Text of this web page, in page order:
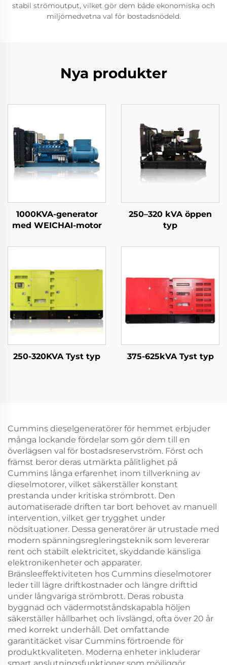
stabil strömoutput, vilket gör dem både ekonomiska och
miljömedvetna val för bostadsnödeld.
Nya produkter
1000KVA-generator
med WEICHAI-motor
250–320 kVA öppen
typ
250-320KVA Tyst typ 375-625kVA Tyst typ
Cummins dieselgeneratörer för hemmet erbjuder
många lockande fördelar som gör dem till en
överlägsen val för bostadsreservström. Först och
främst beror deras utmärkta pålitlighet på
Cummins långa erfarenhet inom tillverkning av
dieselmotorer, vilket säkerställer konstant
prestanda under kritiska strömbrott. Den
automatiserade driften tar bort behovet av manuell
intervention, vilket ger trygghet under
nödsituationer. Dessa generatörer är utrustade med
modern spänningsregleringsteknik som levererar
rent och stabilt elektricitet, skyddande känsliga
elektronikenheter och apparater.
Bränsleeffektiviteten hos Cummins dieselmotorer
leder till lägre driftkostnader och längre drifttid
under långvariga strömbrott. Deras robusta
byggnad och vädermotståndskapabla höljen
säkerställer hållbarhet och livslängd, ofta över 20 år
med korrekt underhåll. Det omfattande
garantitäcket visar Cummins förtroende för
produktkvaliteten. Moderna enheter inkluderar